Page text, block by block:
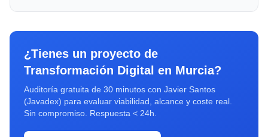
¿Tienes un proyecto de
Transformación Digital en Murcia?
Auditoría gratuita de 30 minutos con Javier Santos
(Javadex) para evaluar viabilidad, alcance y coste real.
Sin compromiso. Respuesta < 24h.